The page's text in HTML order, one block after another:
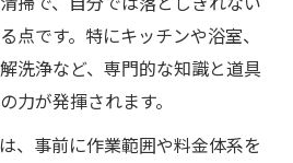
点です。特にキッチンや浴室、
洗浄など、専門的な知識と道具
力が発揮されます。
、事前に作業範囲や料金体系を